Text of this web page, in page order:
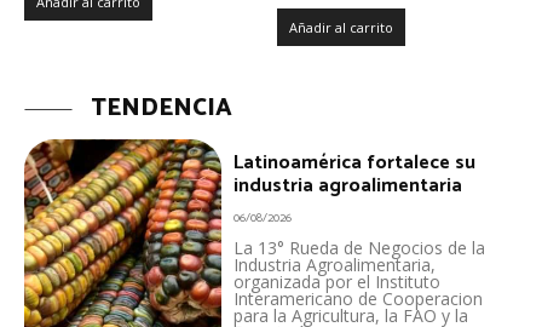
Añadir al carrito
TENDENCIA
Latinoamérica fortalece su
industria agroalimentaria
06/08/2026
La 13° Rueda de Negocios de la
Industria Agroalimentaria,
organizada por el Instituto
Interamericano de Cooperacion
para la Agricultura, la FAO y la